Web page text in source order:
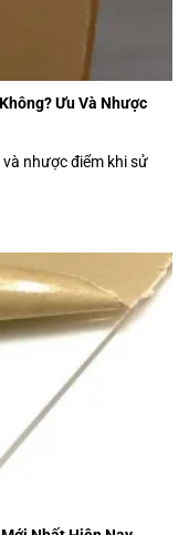
Ưu Và Nhược
nhược điểm khi sử